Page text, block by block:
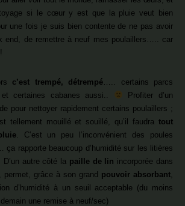
si le cœur y est que la pluie veut bien
une fois je suis bien contente de ne pas avoir
end, de remettre à neuf mes poulaillers….. car
c’est trempé, détrempé ….. certains parcs
certaines cabanes aussi..
Profiter d’un
pour nettoyer rapidement certains poulaillers ;
tellement mouillé et souillé, qu’il faudra tout
. C’est un peu l’inconvénient des poules
ça rapporte beaucoup d’humidité sur les litières
autre côté la paille de lin incorporée dans
permet, grâce à son grand pouvoir absorbant
d’humidité à un seuil acceptable (du moins
une remise à neuf/sec)